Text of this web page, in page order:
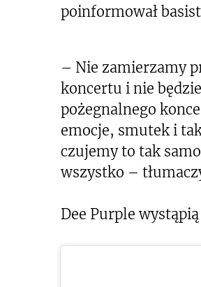
poinformował
– Nie zamierzamy
koncertu i nie
pożegnalnego
emocje, smutek i
czujemy to tak
wszystko –
Dee Purple